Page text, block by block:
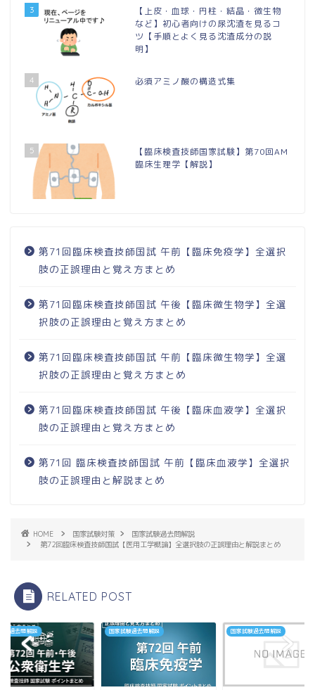
3
【上皮・血球・円柱・結晶・微生物
など】初心者向けの尿沈渣を見るコ
ツ【手順とよく見る沈渣成分の説
明】
4 必須アミノ酸の構造式集
5
【臨床検査技師国家試験】第70回AM
臨床生理学【解説】
第71回臨床検査技師国試 午前【臨床免疫学】全選択
肢の正誤理由と覚え方まとめ
第71回臨床検査技師国試 午後【臨床微生物学】全選
択肢の正誤理由と覚え方まとめ
第71回臨床検査技師国試 午前【臨床微生物学】全選
択肢の正誤理由と覚え方まとめ
第71回臨床検査技師国試 午後【臨床血液学】全選択
肢の正誤理由と覚え方まとめ
第71回 臨床検査技師国試 午前【臨床血液学】全選択
肢の正誤理由と解説まとめ
HOME 国家試験対策
国家試験過去問解説
第72回臨床検査技師国試【医用工学概論】全選択肢の正誤理由と解説まとめ
RELATED POST
験過去問解説 国家試験過去問解説 国家試験過去問解説